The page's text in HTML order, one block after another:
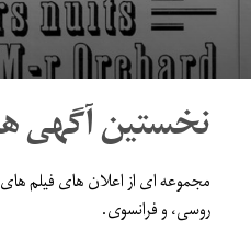
نخستین آگهی
مجموعه ای از اعلان های فیلم
روسی، و فرانسوی.